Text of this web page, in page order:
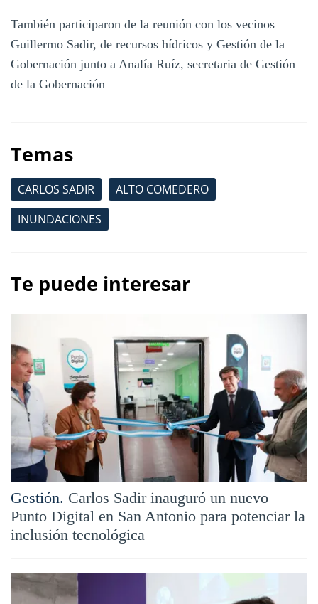
También participaron de la reunión con los vecinos
Guillermo Sadir, de recursos hídricos y Gestión de la
Gobernación junto a Analía Ruíz, secretaria de Gestión
de la Gobernación
Temas
CARLOS SADIR
ALTO COMEDERO
INUNDACIONES
Te puede interesar
Gestión. Carlos Sadir inauguró un nuevo
Punto Digital en San Antonio para potenciar la
inclusión tecnológica